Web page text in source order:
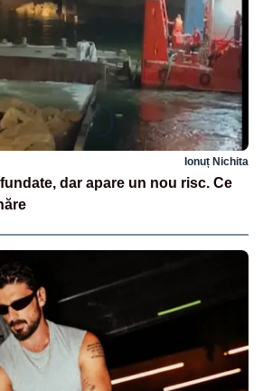
Ionuț Nichita
dar apare un nou risc. Ce